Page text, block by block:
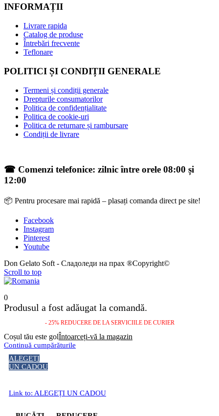
INFORMAȚII
Livrare rapida
Catalog de produse
Întrebări frecvente
Teflonare
POLITICI ȘI CONDIȚII GENERALE
Termeni și condiții generale
Drepturile consumatorilor
Politica de confidențialitate
Politica de cookie-uri
Politica de returnare și rambursare
Condiții de livrare
☎ Comenzi telefonice: zilnic între orele 08:00 și
12:00
📦 Pentru procesare mai rapidă – plasați comanda direct pe site!
Facebook
Instagram
Pinterest
Youtube
Don Gelato Soft - Сладоледи на прах ®Copyright©
Scroll to top
0
Produsul a fost adăugat la comandă.
- 25% REDUCERE DE LA SERVICIILE DE CURIER
Coșul tău este golÎntoarceți-vă la magazin
Continuă cumpărăturile
ALEGEȚI
UN CADOU
Link to: ALEGEȚI UN CADOU